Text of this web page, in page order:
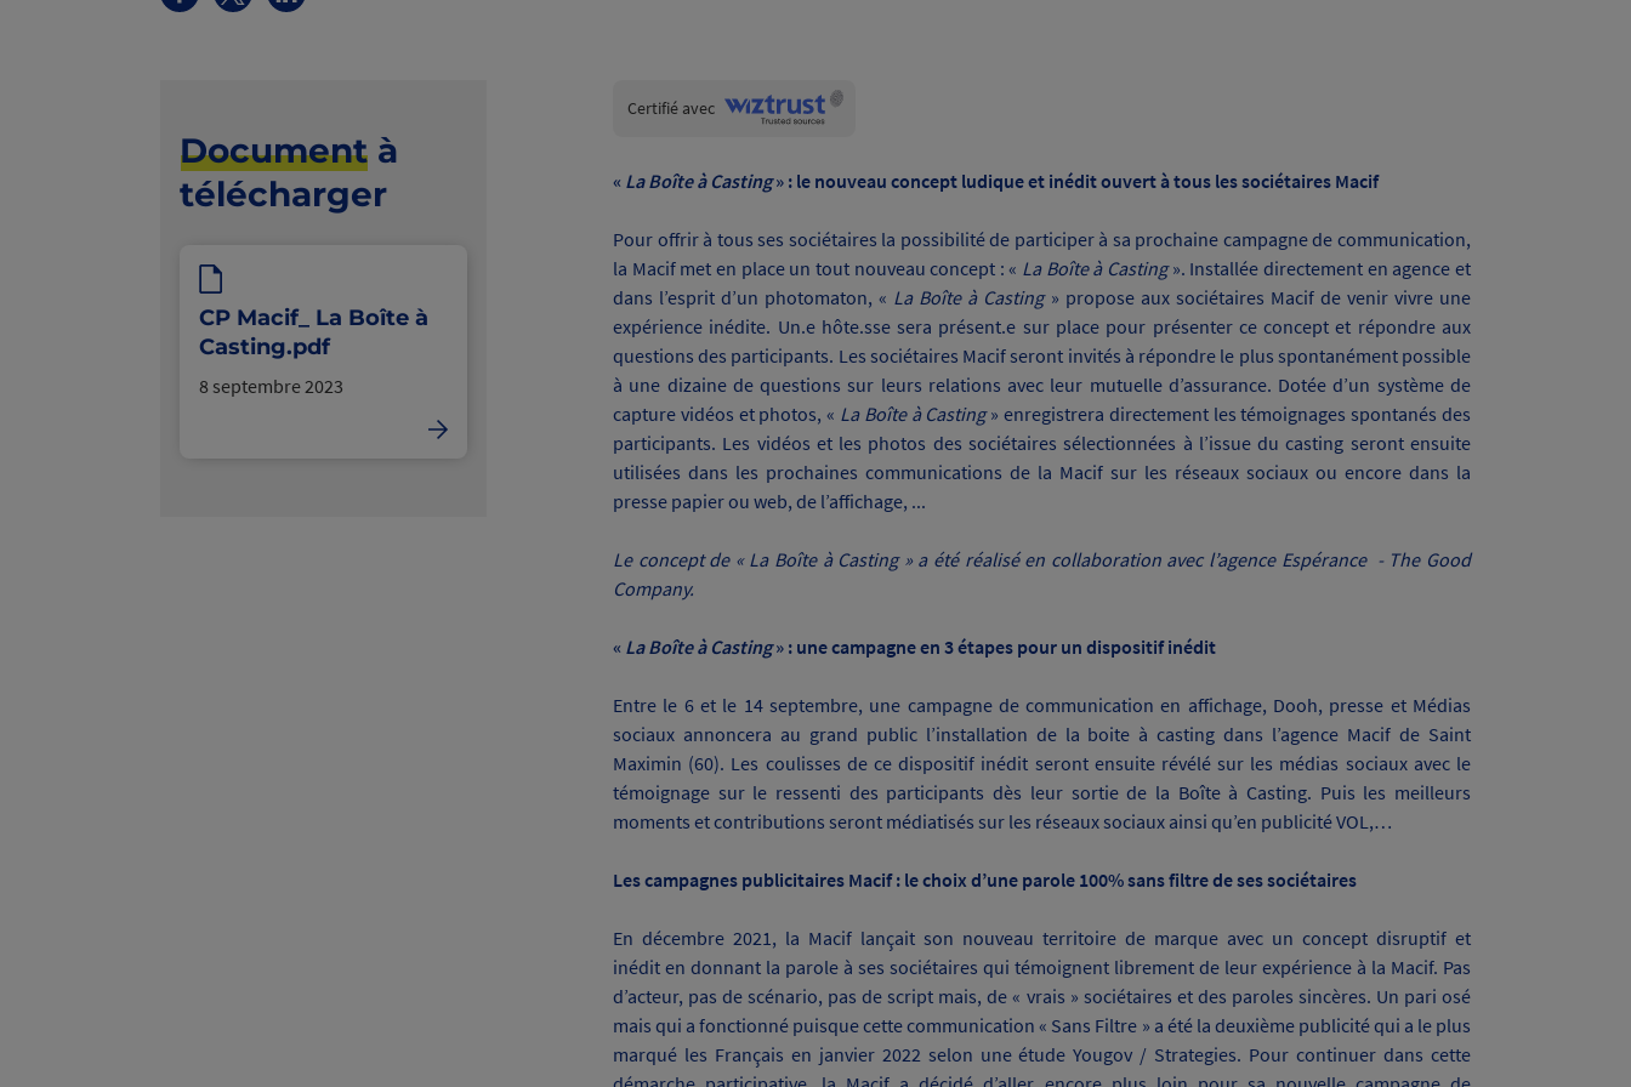
Document à
télécharger
CP Macif_ La Boîte à
Casting.pdf
8 septembre 2023
Certifié avecWiztrust
trusted
« La Boîte à Casting» : le nouveau concept ludique et inédit ouvert à tous les sociétaires Macif
Pour offrir à tous ses sociétaires la possibilité de participer à sa prochaine campagne de communication,
la Macif met en place un tout nouveau concept : « La Boîte à Casting». Installée directement en agence et
dans l’esprit d’un photomaton, « La Boîte à Casting » propose aux sociétaires Macif de venir vivre une
expérience inédite. Un.e hôte.sse sera présent.e sur place pour présenter ce concept et répondre aux
questions des participants. Les sociétaires Macif seront invités à répondre le plus spontanément possible
à une dizaine de questions sur leurs relations avec leur mutuelle d’assurance. Dotée d’un système de
capture vidéos et photos, « La Boîte à Casting» enregistrera directement les témoignages spontanés des
participants. Les vidéos et les photos des sociétaires sélectionnées à l’issue du casting seront ensuite
utilisées dans les prochaines communications de la Macif sur les réseaux sociaux ou encore dans la
presse papier ou web, de l’affichage, ...
Le concept de « La Boîte à Casting » a été réalisé en collaboration avec l’agence Espérance - The Good
Company.
« La Boîte à Casting» : une campagne en 3 étapes pour un dispositif inédit
Entre le 6 et le 14 septembre, une campagne de communication en affichage, Dooh, presse et Médias
sociaux annoncera au grand public l’installation de la boite à casting dans l’agence Macif de Saint
Maximin (60). Les coulisses de ce dispositif inédit seront ensuite révélé sur les médias sociaux avec le
témoignage sur le ressenti des participants dès leur sortie de la Boîte à Casting. Puis les meilleurs
moments et contributions seront médiatisés sur les réseaux sociaux ainsi qu’en publicité VOL,…
Les campagnes publicitaires Macif : le choix d’une parole 100% sans filtre de ses sociétaires
En décembre 2021, la Macif lançait son nouveau territoire de marque avec un concept disruptif et
inédit en donnant la parole à ses sociétaires qui témoignent librement de leur expérience à la Macif. Pas
d’acteur, pas de scénario, pas de script mais, de « vrais » sociétaires et des paroles sincères. Un pari osé
mais qui a fonctionné puisque cette communication « Sans Filtre » a été la deuxième publicité qui a le plus
marqué les Français en janvier 2022 selon une étude Yougov / Strategies. Pour continuer dans cette